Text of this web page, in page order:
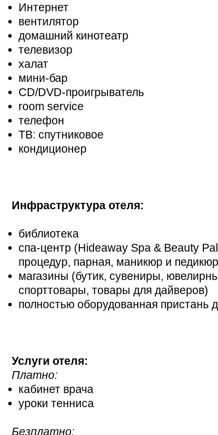
Интернет
вентилятор
домашний кинотеатр
телевизор
халат
мини-бар
CD/DVD-проигрыватель
room service
телефон
ТВ: спутниковое
кондиционер
Инфраструктура отеля:
библиотека
спа-центр (Hideaway Spa & Beauty
процедур, парная, маникюр и
магазины (бутик, сувениры,
спорттовары, товары для дайверов)
полностью оборудованная пристань
Услуги отеля:
Платно:
кабинет врача
уроки тенниса
Безплатно: